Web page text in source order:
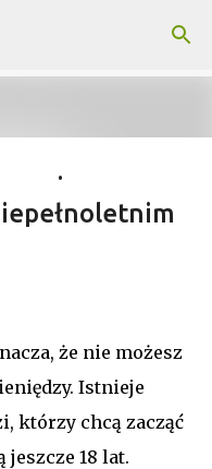
na
– co musisz
że nie możesz
Istnieje
którzy chcą zacząć
jeszcze 18 lat.